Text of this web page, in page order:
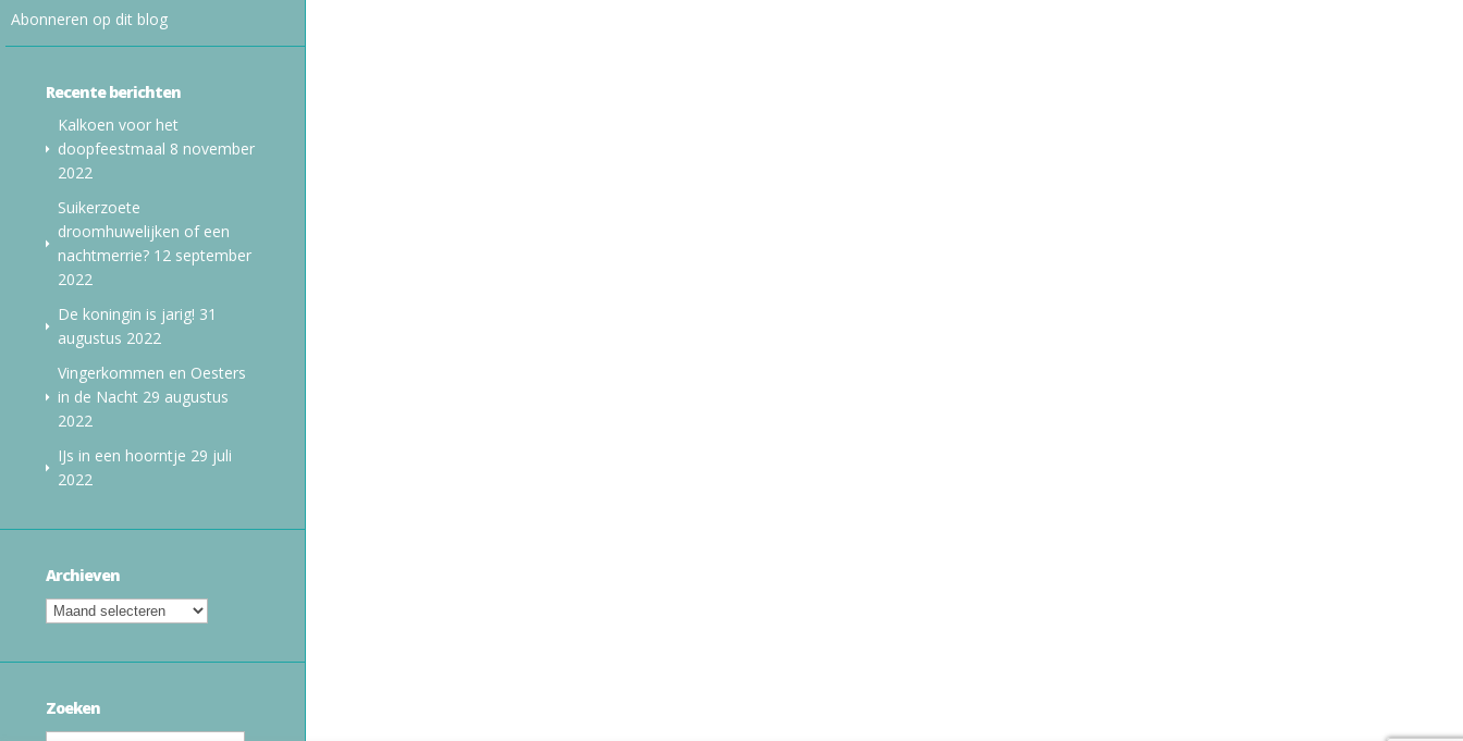
Abonneren op dit blog
Recente berichten
Kalkoen voor het
doopfeestmaal 8 november
2022
Suikerzoete
droomhuwelijken of een
nachtmerrie? 12 september
2022
De koningin is jarig! 31
augustus 2022
Vingerkommen en Oesters
in de Nacht 29 augustus
2022
IJs in een hoorntje 29 juli
2022
Archieven
Zoeken